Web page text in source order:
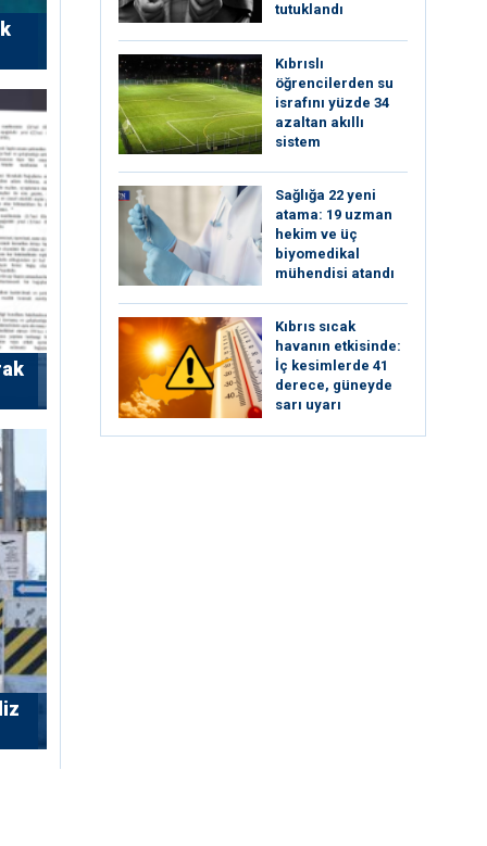
tutuklandı
Kıbrıslı
öğrencilerden su
israfını yüzde 34
azaltan akıllı
sistem
Sağlığa 22 yeni
atama: 19 uzman
hekim ve üç
biyomedikal
mühendisi atandı
Kıbrıs sıcak
havanın etkisinde:
İç kesimlerde 41
derece, güneyde
sarı uyarı